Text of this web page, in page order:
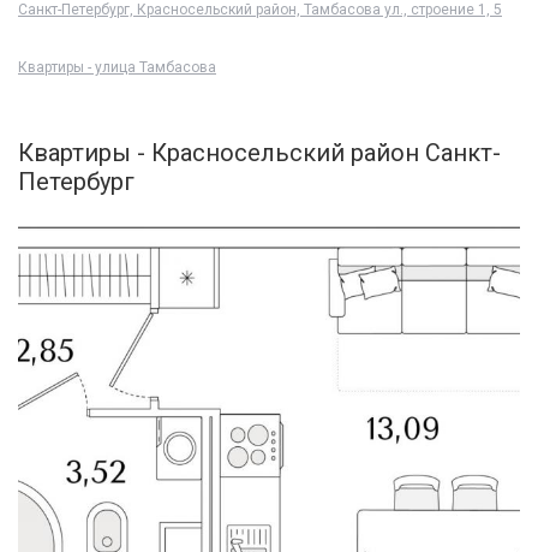
Санкт-Петербург, Красносельский район, Тамбасова ул., строение 1, 5
Квартиры - улица Тамбасова
Квартиры - Красносельский район Санкт-
Петербург